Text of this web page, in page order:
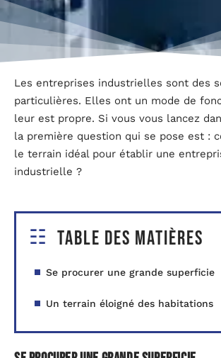
Les entreprises industrielles sont des
particulières. Elles ont un mode de
leur est propre. Si vous vous lancez
la première question qui se pose est :
le terrain idéal pour établir une
industrielle ?
Table des matières
Se procurer une grande superficie
Un terrain éloigné des habitations